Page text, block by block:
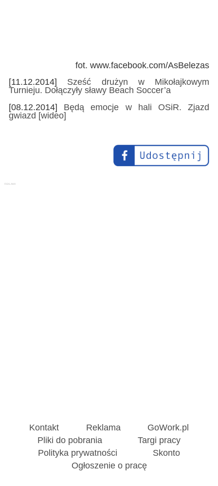
fot. www.facebook.com/AsBelezas
[11.12.2014] Sześć drużyn w Mikołajkowym
Turnieju. Dołączyły sławy Beach Soccer’a
[08.12.2014] Będą emocje w hali OSiR. Zjazd
gwiazd [wideo]
Kontakt Reklama
GoWork.pl
Pliki do pobrania
Targi pracy
Polityka prywatności
Skonto
Ogłoszenie o pracę